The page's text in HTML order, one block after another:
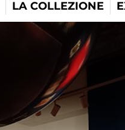
LA COLLEZIONE